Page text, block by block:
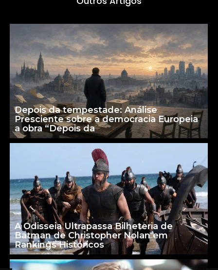
Depois da tempestade: Análise
Presciente sobre a democracia Europeia
a obra “Depois da
A Odisseia Ultrapassa Bilheteria de
Batman de Christopher Nolan em
Rankings Históricos